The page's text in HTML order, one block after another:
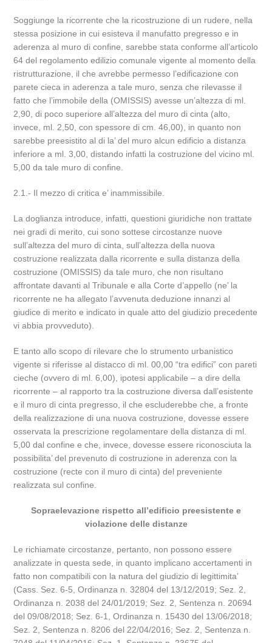
Soggiunge la ricorrente che la ricostruzione di un rudere, nella
stessa posizione in cui esisteva il manufatto pregresso e in
aderenza al muro di confine, sarebbe stata conforme all’articolo
64 del regolamento edilizio comunale vigente al momento della
ristrutturazione, il che avrebbe permesso l’edificazione con
parete cieca in aderenza a tale muro, senza che rilevasse il
fatto che l’immobile della (OMISSIS) avesse un’altezza di ml.
2,90, di poco superiore all’altezza del muro di cinta (alto,
invece, ml. 2,50, con spessore di cm. 46,00), in quanto non
sarebbe preesistito al di la’ del muro alcun edificio a distanza
inferiore a ml. 3,00, distando infatti la costruzione del vicino ml.
5,00 da tale muro di confine.
2.1.- Il mezzo di critica e’ inammissibile.
La doglianza introduce, infatti, questioni giuridiche non trattate
nei gradi di merito, cui sono sottese circostanze nuove
sull’altezza del muro di cinta, sull’altezza della nuova
costruzione realizzata dalla ricorrente e sulla distanza della
costruzione (OMISSIS) da tale muro, che non risultano
affrontate davanti al Tribunale e alla Corte d’appello (ne’ la
ricorrente ne ha allegato l’avvenuta deduzione innanzi al
giudice di merito e indicato in quale atto del giudizio precedente
vi abbia provveduto).
E tanto allo scopo di rilevare che lo strumento urbanistico
vigente si riferisse al distacco di ml. 00,00 “tra edifici” con pareti
cieche (ovvero di ml. 6,00), ipotesi applicabile – a dire della
ricorrente – al rapporto tra la costruzione diversa dall’esistente
e il muro di cinta pregresso, il che escluderebbe che, a fronte
della realizzazione di una nuova costruzione, dovesse essere
osservata la prescrizione regolamentare della distanza di ml.
5,00 dal confine e che, invece, dovesse essere riconosciuta la
possibilita’ del prevenuto di costruzione in aderenza con la
costruzione (recte con il muro di cinta) del preveniente
realizzata sul confine.
Sopraelevazione rispetto all’edificio preesistente e
violazione delle distanze
Le richiamate circostanze, pertanto, non possono essere
analizzate in questa sede, in quanto implicano accertamenti in
fatto non compatibili con la natura del giudizio di legittimita’
(Cass. Sez. 6-5, Ordinanza n. 32804 del 13/12/2019; Sez. 2,
Ordinanza n. 2038 del 24/01/2019; Sez. 2, Sentenza n. 20694
del 09/08/2018; Sez. 6-1, Ordinanza n. 15430 del 13/06/2018;
Sez. 2, Sentenza n. 8206 del 22/04/2016; Sez. 2, Sentenza n.